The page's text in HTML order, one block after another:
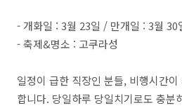
- 개화일 : 3월 23일 / 만개일 : 3월 30
- 축제&명소 : 고쿠라성
일정이 급한 직장인 분들, 비행시간
합니다. 당일하루 당일치기로도 충분